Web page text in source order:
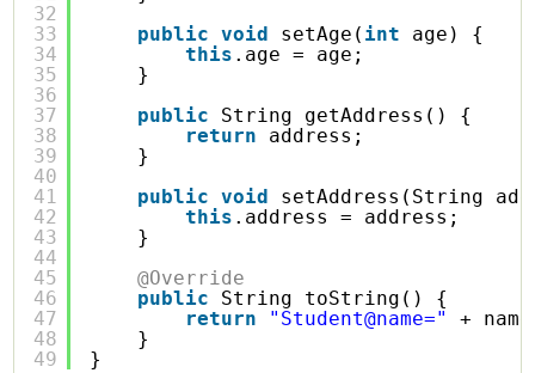
32
33
34
35
36
37
38
39
40
41
42
43
44
45
46
47
48
49
public
void setAge( int
age) {
this .age = age;
}
public
String getAddress() {
return
address;
}
public
void
setAddress(String
this .address = address;
}
@Override
public
String toString() {
return
"Student@name="
+
}
}